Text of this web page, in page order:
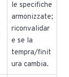
le specifiche
armonizzate;
riconvalidar
e se la
tempra/finit
ura cambia.